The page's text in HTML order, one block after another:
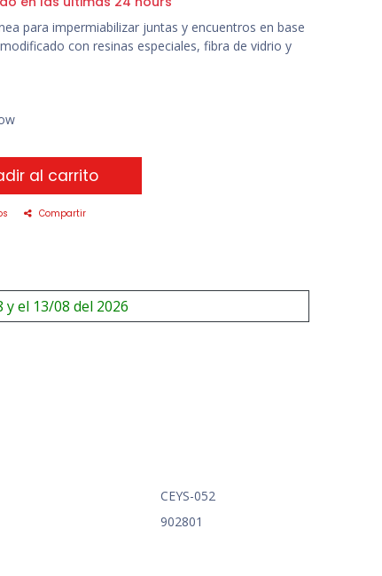
para impermiabilizar juntas y encuentros en base
con resinas especiales, fibra de vidrio y
al carrito
Compartir
el 13/08 del 2026
CEYS-052
902801